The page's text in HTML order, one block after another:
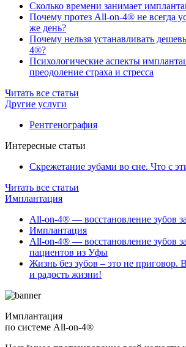
Сколько времени занимает
Почему протез All-on-4® не всегда
же день?
Почему нельзя устанавливать
4®?
Психологические аспекты
преодоление страха и стресса
Читать все статьи
Другие услуги
Рентгенография
Интересные статьи
Скрежетание зубами во сне. Что с
Читать все статьи
Имплантация
All-on-4® — восстановление зубов
Имплантация
All-on-4® — восстановление зубов
пациентов из Уфы
Жизнь без зубов – это не приговор.
и радость жизни!
Имплантация
по системе All-on-4®